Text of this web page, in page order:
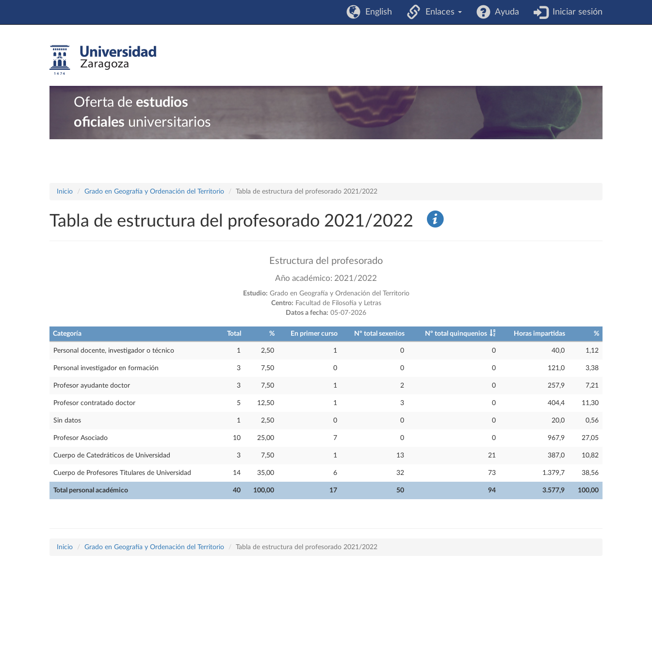
English Enlaces Ayuda Iniciar sesión
Oferta de estudios
oficiales universitarios
Inicio Grado en Geografía y Ordenación del Territorio Tabla de estructura del profesorado 2021/2022
Tabla de estructura del profesorado 2021/2022
Estructura del profesorado
Año académico: 2021/2022
Estudio: Grado en Geografía y Ordenación del Territorio
Centro: Facultad de Filosofía y Letras
Datos a fecha: 05-07-2026
Categoría Total % En primer curso Nº total sexenios Nº total quinquenios Horas impartidas %
Total personal académico 40 100,00 17 50 94 3.577,9 100,00
Personal docente, investigador o técnico 1 2,50 1 0 0 40,0 1,12
Personal investigador en formación 3 7,50 0 0 0 121,0 3,38
Profesor ayudante doctor 3 7,50 1 2 0 257,9 7,21
Profesor contratado doctor 5 12,50 1 3 0 404,4 11,30
Sin datos 1 2,50 0 0 0 20,0 0,56
Profesor Asociado 10 25,00 7 0 0 967,9 27,05
Cuerpo de Catedráticos de Universidad 3 7,50 1 13 21 387,0 10,82
Cuerpo de Profesores Titulares de Universidad 14 35,00 6 32 73 1.379,7 38,56
Inicio Grado en Geografía y Ordenación del Territorio Tabla de estructura del profesorado 2021/2022